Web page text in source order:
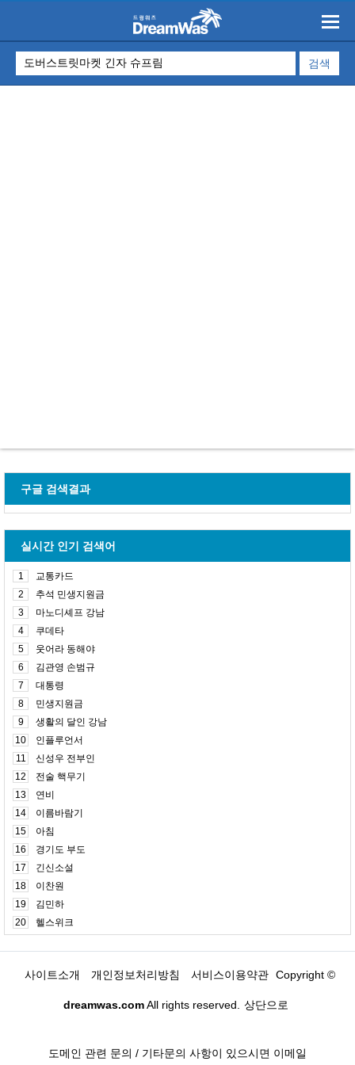
구글 검색결과
실시간 인기 검색어
1
교통카드
2
추석 민생지원금
3
마노디셰프 강남
4
쿠데타
5
웃어라 동해야
6
김관영 손범규
7
대통령
8
민생지원금
9
생활의 달인 강남
10
인플루언서
11
신성우 전부인
12
전술 핵무기
13
연비
14
이름바람기
15
아침
16
경기도 부도
17
긴신소설
18
이찬원
19
김민하
20
헬스위크
사이트소개 개인정보처리방침 서비스이용약관 Copyright ©
dreamwas.comAll rights reserved. 상단으로
도메인 관련 문의 / 기타문의 사항이 있으시면 이메일